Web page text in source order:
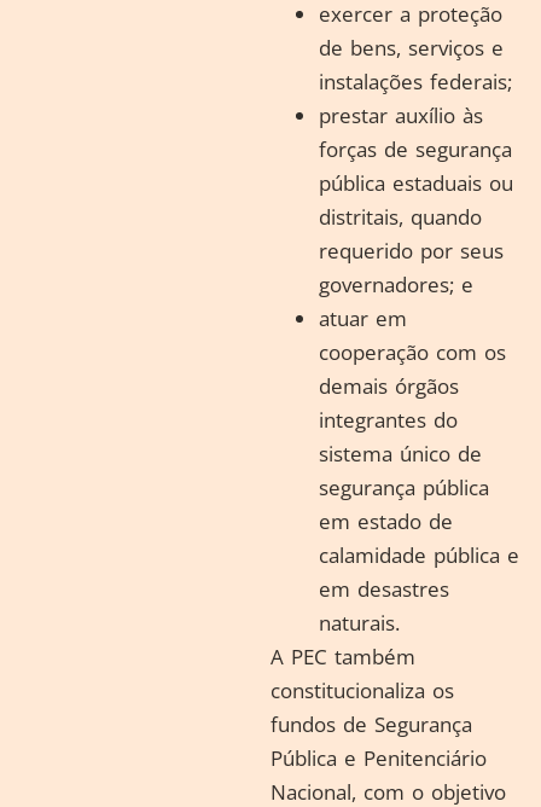
exercer a proteção
de bens, serviços e
instalações federais;
prestar auxílio às
forças de segurança
pública estaduais ou
distritais, quando
requerido por seus
governadores; e
atuar em
cooperação com os
demais órgãos
integrantes do
sistema único de
segurança pública
em estado de
calamidade pública e
em desastres
naturais.
A PEC também
constitucionaliza os
fundos de Segurança
Pública e Penitenciário
Nacional, com o objetivo